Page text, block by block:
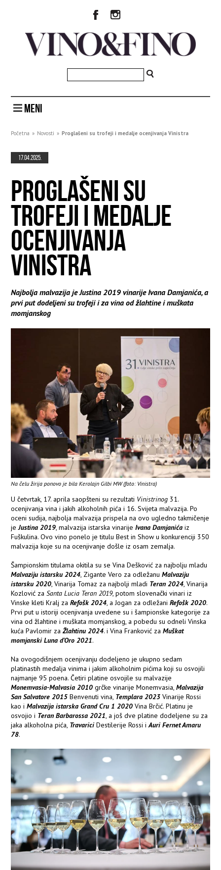
MENI
Početna » Novosti » Proglašeni su trofeji i medalje ocenjivanja Vinistra
17.04.2025.
PROGLAŠENI SU
TROFEJI I MEDALJE
OCENJIVANJA
VINISTRA
Najbolja malvazija je Justina 2019 vinarije Ivana Damjanića, a
prvi put dodeljeni su trofeji i za vina od žlahtine i muškata
momjanskog
Na čelu žirija ponovo je bila Kerolajn Gilbi MW (foto: Vinistra)
U četvrtak, 17. aprila saopšteni su rezultati Vinistrinog 31.
ocenjivanja vina i jakih alkoholnih pića i 16. Svijeta malvazija. Po
oceni sudija, najbolja malvazija prispela na ovo ugledno takmičenje
jeJustina 2019, malvazija istarska vinarijeIvana Damjanića iz
Fuškulina. Ovo vino ponelo je titulu Best in Show u konkurenciji 350
malvazija koje su na ocenjivanje došle iz osam zemalja.
Šampionskim titulama okitila su se Vina Dešković za najbolju mladu
Malvaziju istarsku 2024, Zigante Vero za odležanuMalvaziju
istarsku 2020, Vinarija Tomaz za najbolji mladi Teran 2024, Vinarija
Kozlović zaSanta Lucia Teran 2019, potom slovenački vinari iz
Vinske kleti Kralj zaRefošk 2024, a Jogan za odležaniRefošk 2020.
Prvi put u istoriji ocenjivanja uvedene su i šampionske kategorije za
vina od žlahtine i muškata momjanskog, a pobedu su odneli Vinska
kuća Pavlomir zaŽlahtinu 2024. i Vina Franković zaMuškat
momjanski Luna d'Oro 2021.
Na ovogodišnjem ocenjivanju dodeljeno je ukupno sedam
platinastih medalja vinima i jakim alkoholnim pićima koji su osvojili
najmanje 95 poena. Četiri platine osvojile su malvazije
Monemvasia-Malvasia 2010 grčke vinarije Monemvasia,Malvazija
San Salvatore 2015 Benvenuti vina, Templara 2023 Vinarije Rossi
kao iMalvazija istarska Grand Cru 1 2020 Vina Brčić. Platinu je
osvojio i Teran Barbarossa 2021, a još dve platine dodeljene su za
jaka alkoholna pića, TravariciDestilerije Rossi iAuri Fernet Amaru
78.